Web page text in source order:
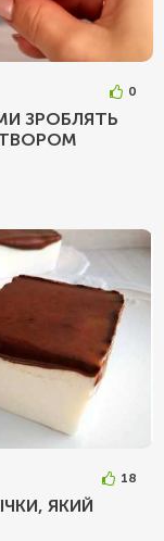
0
ЗРОБЛЯТЬ
18
ЯКИЙ